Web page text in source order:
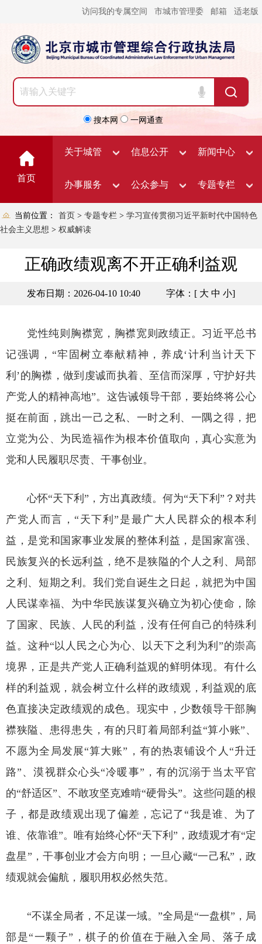
访问我的专属空间 市城市管理委 邮箱 适老版
搜本网 一网通查
首页
关于城管 信息公开 新闻中心
办事服务 公众参与 专题专栏
当前位置： 首页 > 专题专栏 > 学习宣传贯彻习近平新时代中国特色
社会主义思想 > 权威解读
正确政绩观离不开正确利益观
发布日期：2026-04-10 10:40 字体：[ 大 中 小]
党性纯则胸襟宽，胸襟宽则政绩正。习近平总书
记强调，“牢固树立奉献精神，养成‘计利当计天下
利’的胸襟，做到虔诚而执着、至信而深厚，守护好共
产党人的精神高地”。这告诫领导干部，要始终将公心
挺在前面，跳出一己之私、一时之利、一隅之得，把
立党为公、为民造福作为根本价值取向，真心实意为
党和人民履职尽责、干事创业。
心怀“天下利”，方出真政绩。何为“天下利”？对共
产党人而言，“天下利”是最广大人民群众的根本利
益，是党和国家事业发展的整体利益，是国家富强、
民族复兴的长远利益，绝不是狭隘的个人之利、局部
之利、短期之利。我们党自诞生之日起，就把为中国
人民谋幸福、为中华民族谋复兴确立为初心使命，除
了国家、民族、人民的利益，没有任何自己的特殊利
益。这种“以人民之心为心、以天下之利为利”的崇高
境界，正是共产党人正确利益观的鲜明体现。有什么
样的利益观，就会树立什么样的政绩观，利益观的底
色直接决定政绩观的成色。现实中，少数领导干部胸
襟狭隘、患得患失，有的只盯着局部利益“算小账”、
不愿为全局发展“算大账”，有的热衷铺设个人“升迁
路”、漠视群众心头“冷暖事”，有的沉溺于当太平官
的“舒适区”、不敢攻坚克难啃“硬骨头”。这些问题的根
子，都是政绩观出现了偏差，忘记了“我是谁、为了
谁、依靠谁”。唯有始终心怀“天下利”，政绩观才有“定
盘星”，干事创业才会方向明；一旦心藏“一己私”，政
绩观就会偏航，履职用权必然失范。
“不谋全局者，不足谋一域。”全局是“一盘棋”，局
部是“一颗子”，棋子的价值在于融入全局、落子成